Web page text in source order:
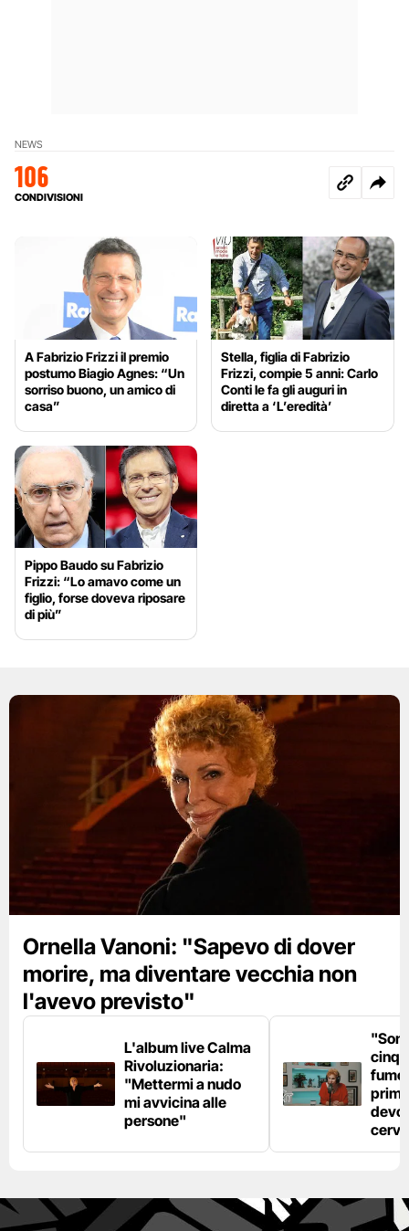
NEWS
106
CONDIVISIONI
A Fabrizio Frizzi il premio
postumo Biagio Agnes: “Un
sorriso buono, un amico di
casa”
Stella, figlia di Fabrizio
Frizzi, compie 5 anni: Carlo
Conti le fa gli auguri in
diretta a ‘L’eredità’
Pippo Baudo su Fabrizio
Frizzi: “Lo amavo come un
figlio, forse doveva riposare
di più”
Ornella Vanoni: "Sapevo di dover
morire, ma diventare vecchia non
l'avevo previsto"
L'album live Calma
Rivoluzionaria:
"Mettermi a nudo
mi avvicina alle
persone"
fumo
devo